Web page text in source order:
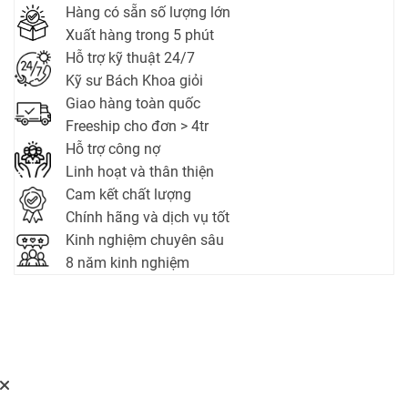
Hàng có sẵn số lượng lớn
Xuất hàng trong 5 phút
Hỗ trợ kỹ thuật 24/7
Kỹ sư Bách Khoa giỏi
Giao hàng toàn quốc
Freeship cho đơn > 4tr
Hỗ trợ công nợ
Linh hoạt và thân thiện
Cam kết chất lượng
Chính hãng và dịch vụ tốt
Kinh nghiệm chuyên sâu
8 năm kinh nghiệm